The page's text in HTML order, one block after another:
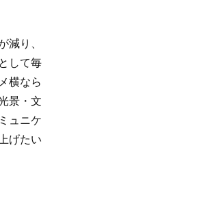
減り、
して毎
横なら
景・文
ュニケ
げたい